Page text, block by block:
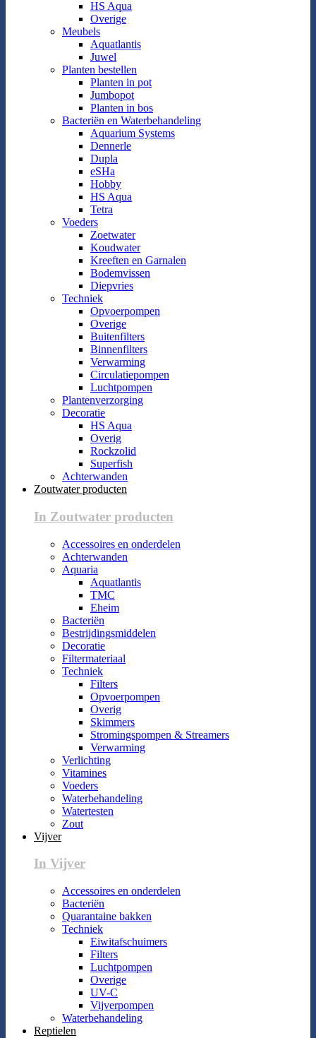
HS Aqua
Overige
Meubels
Aquatlantis
Juwel
Planten bestellen
Planten in pot
Jumbopot
Planten in bos
Bacteriën en Waterbehandeling
Aquarium Systems
Dennerle
Dupla
eSHa
Hobby
HS Aqua
Tetra
Voeders
Zoetwater
Koudwater
Kreeften en Garnalen
Bodemvissen
Diepvries
Techniek
Opvoerpompen
Overige
Buitenfilters
Binnenfilters
Verwarming
Circulatiepompen
Luchtpompen
Plantenverzorging
Decoratie
HS Aqua
Overig
Rockzolid
Superfish
Achterwanden
Zoutwater producten
In Zoutwater producten
Accessoires en onderdelen
Achterwanden
Aquaria
Aquatlantis
TMC
Eheim
Bacteriën
Bestrijdingsmiddelen
Decoratie
Filtermateriaal
Techniek
Filters
Opvoerpompen
Overig
Skimmers
Stromingspompen & Streamers
Verwarming
Verlichting
Vitamines
Voeders
Waterbehandeling
Watertesten
Zout
Vijver
In Vijver
Accessoires en onderdelen
Bacteriën
Quarantaine bakken
Techniek
Eiwitafschuimers
Filters
Luchtpompen
Overige
UV-C
Vijverpompen
Waterbehandeling
Reptielen